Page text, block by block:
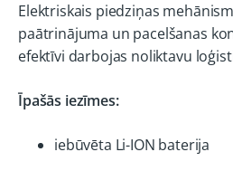
Elektriskais piedziņas
paātrinājuma un pacelšanas
efektīvi darbojas noliktavu
Īpašās iezīmes:
iebūvēta Li-ION baterija